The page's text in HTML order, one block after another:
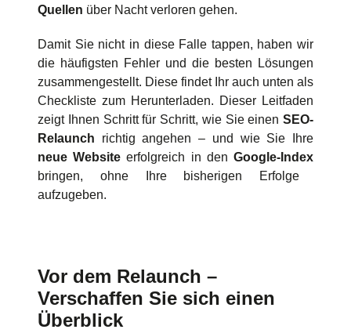
Quellen über Nacht verloren gehen.
Damit Sie nicht in diese Falle tappen, haben wir
die häufigsten Fehler und die besten Lösungen
zusammengestellt. Diese findet Ihr auch unten als
Checkliste zum Herunterladen. Dieser Leitfaden
zeigt Ihnen Schritt für Schritt, wie Sie einen SEO-
Relaunch richtig angehen – und wie Sie Ihre
neue Website erfolgreich in denGoogle-Index
bringen, ohne Ihre bisherigen Erfolge
aufzugeben.
Vor dem Relaunch –
Verschaffen Sie sich einen
Überblick